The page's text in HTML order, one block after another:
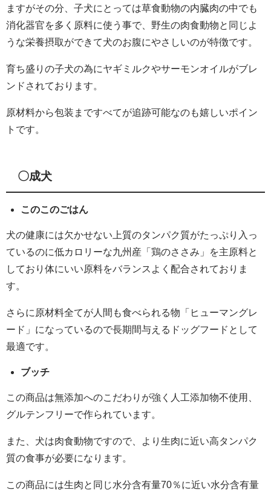
ますがその分、子犬にとっては草食動物の内臓肉の中でも
消化器官を多く原料に使う事で、野生の肉食動物と同じよ
うな栄養摂取ができて犬のお腹にやさしいのが特徴です。
育ち盛りの子犬の為にヤギミルクやサーモンオイルがブレ
ンドされております。
原材料から包装まですべてが追跡可能なのも嬉しいポイン
トです。
〇成犬
このこのごはん
犬の健康には欠かせない上質のタンパク質がたっぷり入っ
ているのに低カロリーな九州産「鶏のささみ」を主原料と
しており体にいい原料をバランスよく配合されておりま
す。
さらに原材料全てが人間も食べられる物「ヒューマングレ
ード」になっているので長期間与えるドッグフードとして
最適です。
ブッチ
この商品は無添加へのこだわりが強く人工添加物不使用、
グルテンフリーで作られています。
また、犬は肉食動物ですので、より生肉に近い高タンパク
質の食事が必要になります。
この商品には生肉と同じ水分含有量70％に近い水分含有量